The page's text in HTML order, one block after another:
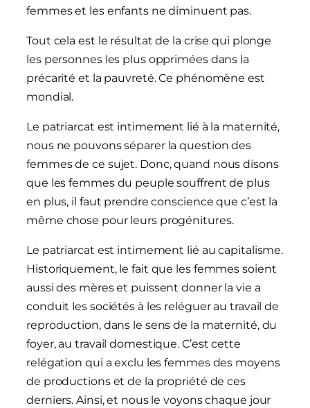
femmes et les enfants ne diminuent pas.
Tout cela est le résultat de la crise qui plonge
les personnes les plus opprimées dans la
précarité et la pauvreté. Ce phénomène est
mondial.
Le patriarcat est intimement lié à la maternité,
nous ne pouvons séparer la question des
femmes de ce sujet. Donc, quand nous disons
que les femmes du peuple souffrent de plus
en plus, il faut prendre conscience que c’est la
même chose pour leurs progénitures.
Le patriarcat est intimement lié au capitalisme.
Historiquement, le fait que les femmes soient
aussi des mères et puissent donner la vie a
conduit les sociétés à les reléguer au travail de
reproduction, dans le sens de la maternité, du
foyer, au travail domestique. C’est cette
relégation qui a exclu les femmes des moyens
de productions et de la propriété de ces
derniers. Ainsi, et nous le voyons chaque jour